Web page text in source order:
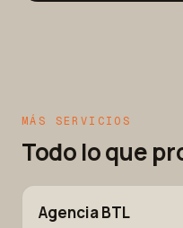
MÁS SERVICIOS
Todo lo que
Agencia BTL